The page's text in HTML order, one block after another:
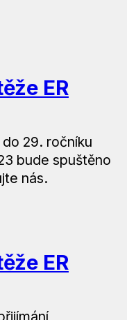
ER
29. ročníku
bude spuštěno
nás.
ER